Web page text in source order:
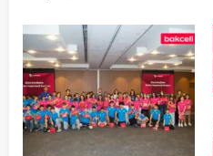
Bootcamp” başladı